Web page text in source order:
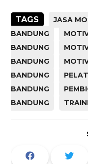
TAGS
JASA
BANDUNG
BANDUNG
BANDUNG
BANDUNG
BANDUNG
BANDUNG